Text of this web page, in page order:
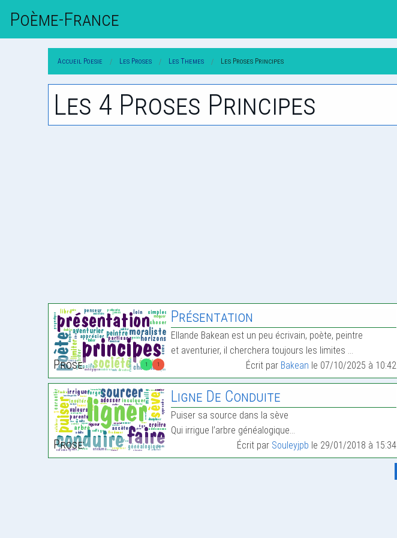
Poème-FrAnce
Accueil Poesie Les Proses Les Themes Les Proses Principes
Les 4 Proses Principes
1 1
Prose:
Présentation
Ellande Bakean est un peu écrivain, poète, peintre
et aventurier, il cherchera toujours les limites …
Écrit par Bakean le 07/10/2025 à 10:42
Prose:
Ligne De Conduite
Puiser sa source dans la sève
Qui irrigue l’arbre généalogique…
Écrit par Souleyjpb le 29/01/2018 à 15:34